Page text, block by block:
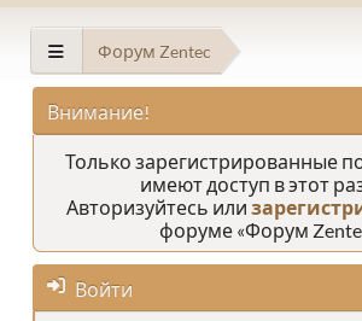
Форум Zentec
Внимание!
Только зарегистрированные
имеют доступ в этот
Авторизуйтесь или
форуме «Форум
Войти